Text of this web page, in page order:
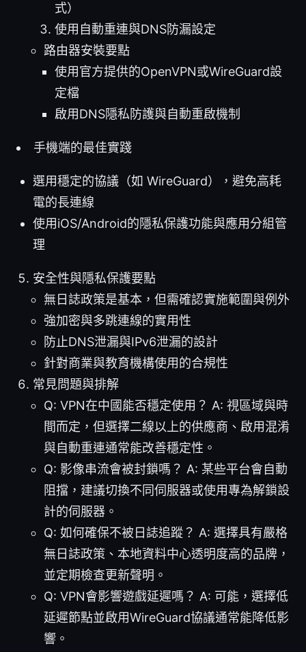
式）
使用自動重連與DNS防漏設定
路由器安裝要點
使用官方提供的OpenVPN或WireGuard設
定檔
啟用DNS隱私防護與自動重啟機制
手機端的最佳實踐
選用穩定的協議（如 WireGuard），避免高耗
電的長連線
使用iOS/Android的隱私保護功能與應用分組管
理
安全性與隱私保護要點
無日誌政策是基本，但需確認實施範圍與例外
強加密與多跳連線的實用性
防止DNS泄漏與IPv6泄漏的設計
針對商業與教育機構使用的合規性
常見問題與排解
Q: VPN在中國能否穩定使用？ A: 視區域與時
間而定，但選擇二線以上的供應商、啟用混淆
與自動重連通常能改善穩定性。
Q: 影像串流會被封鎖嗎？ A: 某些平台會自動
阻擋，建議切換不同伺服器或使用專為解鎖設
計的伺服器。
Q: 如何確保不被日誌追蹤？ A: 選擇具有嚴格
無日誌政策、本地資料中心透明度高的品牌，
並定期檢查更新聲明。
Q: VPN會影響遊戲延遲嗎？ A: 可能，選擇低
延遲節點並啟用WireGuard協議通常能降低影
響。